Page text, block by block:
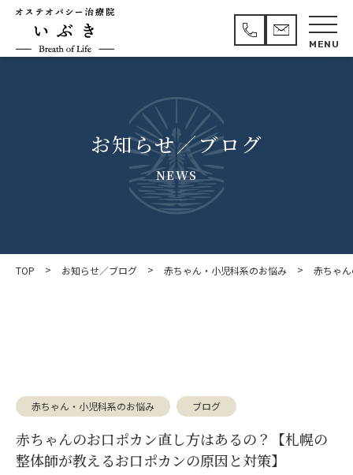
お知らせ／ブログ
NEWS
TOP > お知らせ／ブログ > 赤ちゃん・小児科系のお悩み > 赤ちゃ
赤ちゃん・小児科系のお悩み ブログ
赤ちゃんのお口ポカン直し方はあるの？【札幌の
整体師が教えるお口ポカンの原因と対策】